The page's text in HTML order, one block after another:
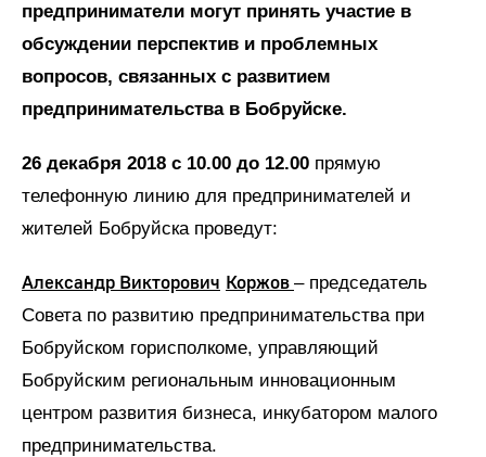
предприниматели могут принять участие в
обсуждении перспектив и проблемных
вопросов, связанных с развитием
предпринимательства в Бобруйске.
26 декабря 2018 с 10.00 до 12.00 прямую
телефонную линию для предпринимателей и
жителей Бобруйска проведут:
Александр Викторович Коржов – председатель
Совета по развитию предпринимательства при
Бобруйском горисполкоме, управляющий
Бобруйским региональным инновационным
центром развития бизнеса, инкубатором малого
предпринимательства.